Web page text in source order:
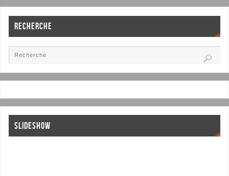
RECHERCHE
SLIDESHOW